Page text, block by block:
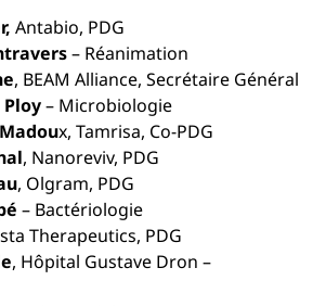
Antabio, PDG
– Réanimation
, BEAM Alliance, Secrétaire Général
Ploy– Microbiologie
x, Tamrisa, Co-PDG
, Nanoreviv, PDG
, Olgram, PDG
– Bactériologie
Therapeutics, PDG
, Hôpital Gustave Dron –